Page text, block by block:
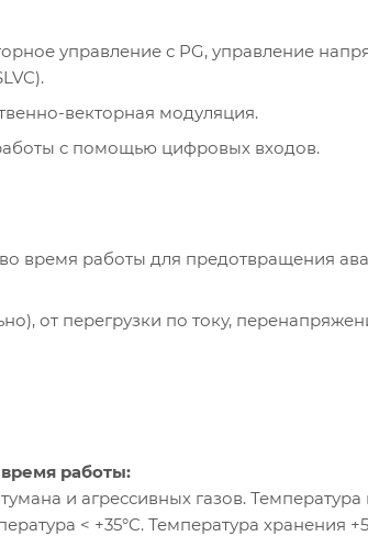
управление с PG, управление
векторная модуляция.
с помощью цифровых входов.
время работы для предотвращения
от перегрузки по току,
работы:
и агрессивных газов. Температура
< +35°C. Температура хранения